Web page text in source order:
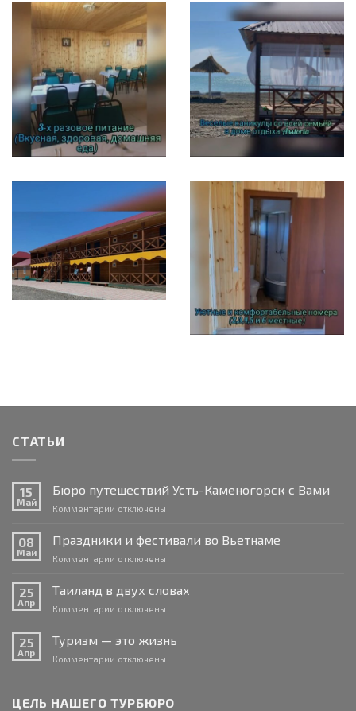
СТАТЬИ
15
Май
Бюро путешествий Усть-Каменогорск с Вами
Комментарии к
путешествий
Усть-
с
отключены
08
Май
Праздники и фестивали во Вьетнаме
Комментарии к
и
фестивали
Вьетнаме
отключены
25
Апр
Таиланд в двух словах
Комментарии к
двух
отключены
25
Апр
Туризм — это жизнь
Комментарии к
—
отключены
ЦЕЛЬ НАШЕГО ТУРБЮРО